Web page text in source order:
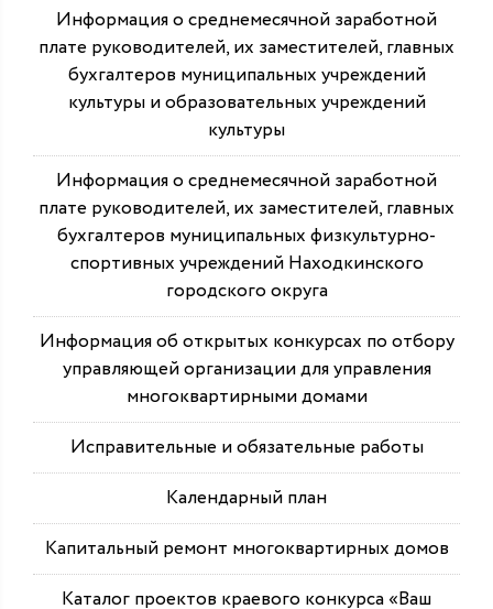
Информация о среднемесячной заработной
плате руководителей, их заместителей, главных
бухгалтеров муниципальных учреждений
культуры и образовательных учреждений
культуры
Информация о среднемесячной заработной
плате руководителей, их заместителей, главных
бухгалтеров муниципальных физкультурно-
спортивных учреждений Находкинского
городского округа
Информация об открытых конкурсах по отбору
управляющей организации для управления
многоквартирными домами
Исправительные и обязательные работы
Календарный план
Капитальный ремонт многоквартирных домов
Каталог проектов краевого конкурса «Ваш